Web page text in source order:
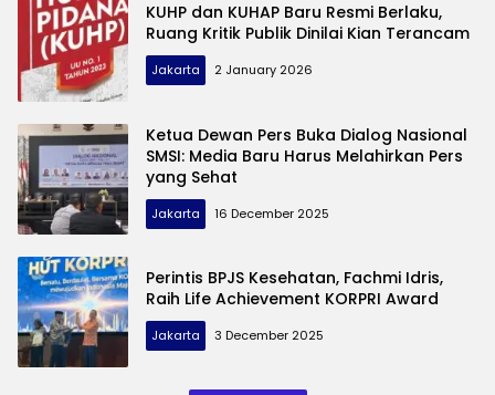
KUHP dan KUHAP Baru Resmi Berlaku,
Ruang Kritik Publik Dinilai Kian Terancam
Jakarta 2 January 2026
Ketua Dewan Pers Buka Dialog Nasional
SMSI: Media Baru Harus Melahirkan Pers
yang Sehat
Jakarta 16 December 2025
Perintis BPJS Kesehatan, Fachmi Idris,
Raih Life Achievement KORPRI Award
Jakarta 3 December 2025